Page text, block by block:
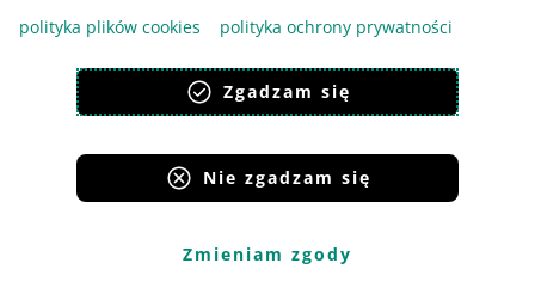
polityka plików cookies
polityka ochrony prywatności
Zgadzam się
Nie zgadzam się
Zmieniam zgody
Zobacz dzisiejsze zmiany w
regulaminach
Udostępniamy je w plikach PDF.
Dodane fragmenty zaznaczyliśmy na
niebiesko, a usunięte –